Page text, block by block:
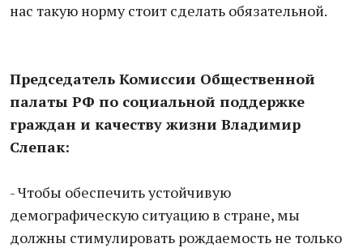
нас такую норму стоит сделать обязательной.
Председатель Комиссии Общественной
палаты РФ по социальной поддержке
граждан и качеству жизни Владимир
Слепак:
- Чтобы обеспечить устойчивую
демографическую ситуацию в стране, мы
должны стимулировать рождаемость не только